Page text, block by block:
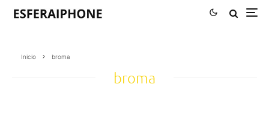
Inicio broma
broma